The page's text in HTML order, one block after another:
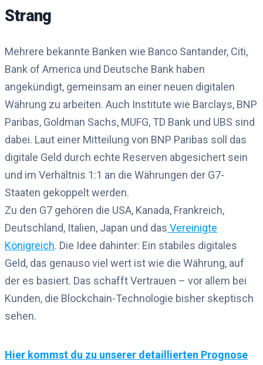
Strang
Mehrere bekannte Banken wie Banco Santander, Citi,
Bank of America und Deutsche Bank haben
angekündigt, gemeinsam an einer neuen digitalen
Währung zu arbeiten. Auch Institute wie Barclays, BNP
Paribas, Goldman Sachs, MUFG, TD Bank und UBS sind
dabei. Laut einer Mitteilung von BNP Paribas soll das
digitale Geld durch echte Reserven abgesichert sein
und im Verhältnis 1:1 an die Währungen der G7-
Staaten gekoppelt werden.
Zu den G7 gehören die USA, Kanada, Frankreich,
Deutschland, Italien, Japan und das Vereinigte
Königreich. Die Idee dahinter: Ein stabiles digitales
Geld, das genauso viel wert ist wie die Währung, auf
der es basiert. Das schafft Vertrauen – vor allem bei
Kunden, die Blockchain-Technologie bisher skeptisch
sehen.
Hier kommst du zu unserer detaillierten Prognose